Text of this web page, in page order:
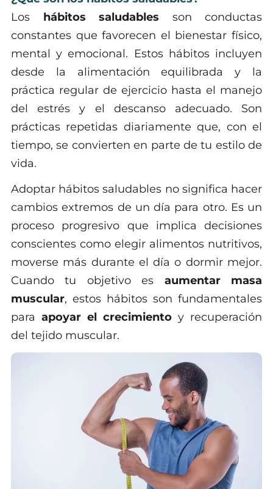
Los hábitos saludables son conductas
constantes que favorecen el bienestar físico,
mental y emocional. Estos hábitos incluyen
desde la alimentación equilibrada y la
práctica regular de ejercicio hasta el manejo
del estrés y el descanso adecuado. Son
prácticas repetidas diariamente que, con el
tiempo, se convierten en parte de tu estilo de
vida.
Adoptar hábitos saludables no significa hacer
cambios extremos de un día para otro. Es un
proceso progresivo que implica decisiones
conscientes como elegir alimentos nutritivos,
moverse más durante el día o dormir mejor.
Cuando tu objetivo es aumentar masa
muscular, estos hábitos son fundamentales
para apoyar el crecimiento y recuperación
del tejido muscular.